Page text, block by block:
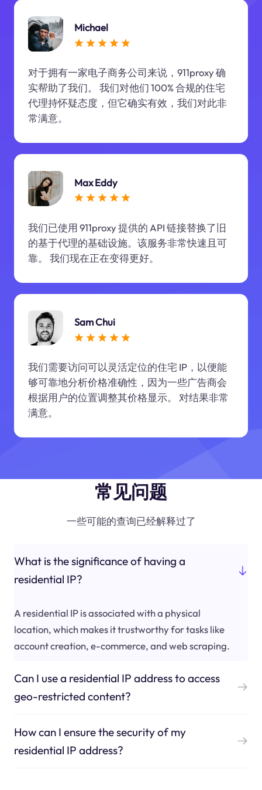
Michael
对于拥有一家电子商务公司来说，911proxy 确
实帮助了我们。 我们对他们 100% 合规的住宅
代理持怀疑态度，但它确实有效，我们对此非
常满意。
Max Eddy
我们已使用 911proxy 提供的 API 链接替换了旧
的基于代理的基础设施。该服务非常快速且可
靠。 我们现在正在变得更好。
Sam Chui
我们需要访问可以灵活定位的住宅 IP，以便能
够可靠地分析价格准确性，因为一些广告商会
根据用户的位置调整其价格显示。 对结果非常
满意。
常见问题
一些可能的查询已经解释过了
What is the significance of having a
residential IP?
A residential IP is associated with a physical
location, which makes it trustworthy for tasks like
account creation, e-commerce, and web scraping.
Can I use a residential IP address to access
geo-restricted content?
How can I ensure the security of my
residential IP address?